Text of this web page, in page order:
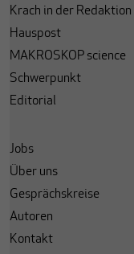
Krach in der Redaktion
Hauspost
MAKROSKOP science
Schwerpunkt
Editorial
Jobs
Über uns
Gesprächskreise
Autoren
Kontakt